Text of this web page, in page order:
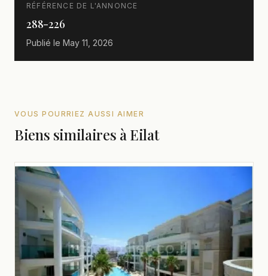
RÉFÉRENCE DE L'ANNONCE
288-226
Publié le May 11, 2026
VOUS POURRIEZ AUSSI AIMER
Biens similaires à Eilat